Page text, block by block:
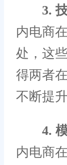
3.
内电商
处，这
得两者
不断提升
4.
内电商